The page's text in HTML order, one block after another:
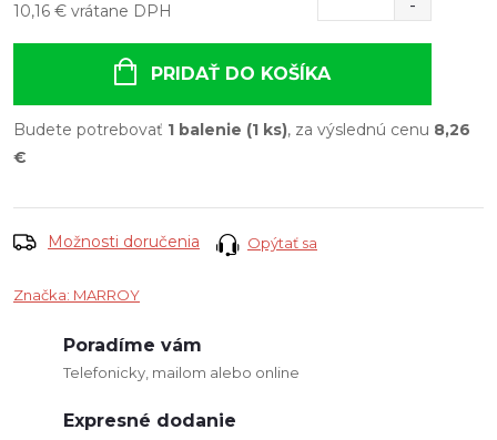
10,16 € vrátane DPH
PRIDAŤ DO KOŠÍKA
Budete potrebovať 1 balenie (1 ks), za výslednú cenu 8,26
€
Možnosti doručenia Opýtať sa
Značka: MARROY
Poradíme vám
Telefonicky, mailom alebo online
Expresné dodanie